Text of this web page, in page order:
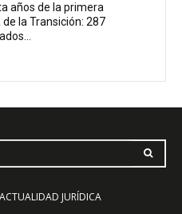
años de la primera
la Transición: 287
ACTUALIDAD JURÍDICA